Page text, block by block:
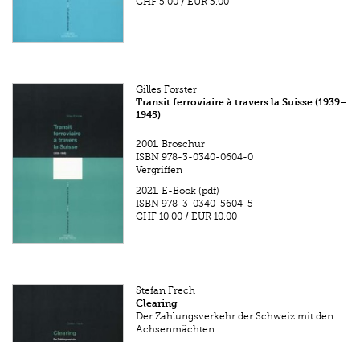
Gilles Forster
Transit ferroviaire à travers la Suisse (1939–
1945)
2001. Broschur
ISBN 978-3-0340-0604-0
Vergriffen
2021. E-Book (pdf)
ISBN 978-3-0340-5604-5
CHF 10.00 /EUR 10.00
Stefan Frech
Clearing
Der Zahlungsverkehr der Schweiz mit den
Achsenmächten